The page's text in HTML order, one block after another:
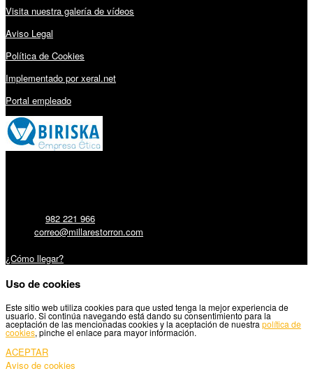
Visita nuestra galería de vídeos
Aviso Legal
Política de Cookies
Implementado por xeral.net
Portal empleado
982 221 966
correo@millarestorron.com
¿Cómo llegar?
Uso de cookies
Este sitio web utiliza cookies para que usted tenga la mejor experiencia de
usuario. Si continúa navegando está dando su consentimiento para la
aceptación de las mencionadas cookies y la aceptación de nuestra política de
cookies, pinche el enlace para mayor información.
ACEPTAR
Aviso de cookies